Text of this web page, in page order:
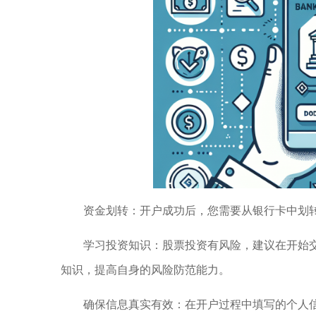
资金划转：开户成功后，您需要从银行卡中
学习投资知识：股票投资有风险，建议在开
知识，提高自身的风险防范能力。
确保信息真实有效：在开户过程中填写的个